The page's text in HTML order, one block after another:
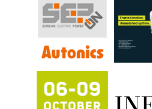
RILINEX kompanije Rittal
FANUC: Najbolje za vašu
automatizaciju
Efikasno upravljanje energijom
Automatizacija pakovanja ·
Proizvodnja iC7 Hybrid 1500
mrežnog pretvarača sa tečnim
hlađenjem